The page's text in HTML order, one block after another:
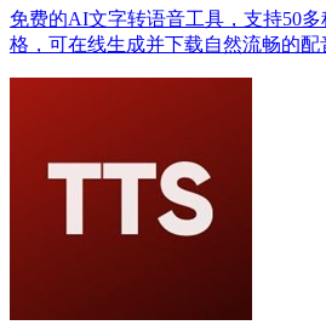
免费的AI文字转语音工具，支持50
格，可在线生成并下载自然流畅的配